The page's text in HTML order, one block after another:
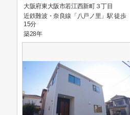
大阪府東大阪市若江西新町３丁目
近鉄難波・奈良線「八戸ノ里」駅 徒歩
15分
築28年